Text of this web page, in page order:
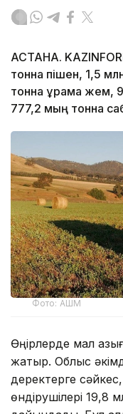
АСТАНА.
тонна пішен, 1,5
тонна құрама жем,
777,2 мың тонна
Фото: АШМ
Өңірлерде мал
жатыр. Облыс
деректерге
өндірушілері 19,8